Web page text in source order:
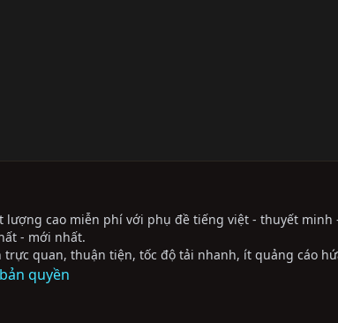
lượng cao miễn phí với phụ đề tiếng việt - thuyết
- mới nhất.
trực quan, thuận tiện, tốc độ tải nhanh, ít quảng cáo
quyền